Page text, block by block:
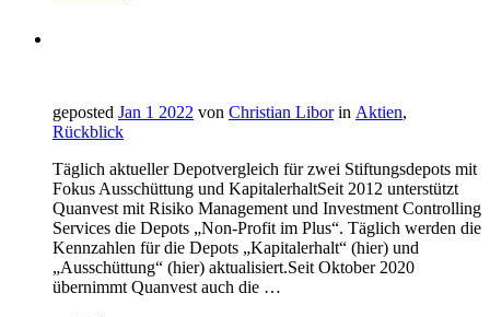
geposted Jan 1 2022 von Christian Libor in Aktien,
Rückblick
Täglich aktueller Depotvergleich für zwei Stiftungsdepots mit
Fokus Ausschüttung und KapitalerhaltSeit 2012 unterstützt
Quanvest mit Risiko Management und Investment Controlling
Services die Depots „Non-Profit im Plus“. Täglich werden die
Kennzahlen für die Depots „Kapitalerhalt“ (hier) und
„Ausschüttung“ (hier) aktualisiert.Seit Oktober 2020
übernimmt Quanvest auch die …